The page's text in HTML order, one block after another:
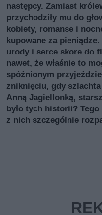
następcy. Zamiast
przychodziły mu do
kobiety, romanse i
kupowane za
urody i serce skore do
nawet, że właśnie to
spóźnionym
zniknięciu, gdy
Anną Jagiellonką,
było tych historii?
z nich szczególnie